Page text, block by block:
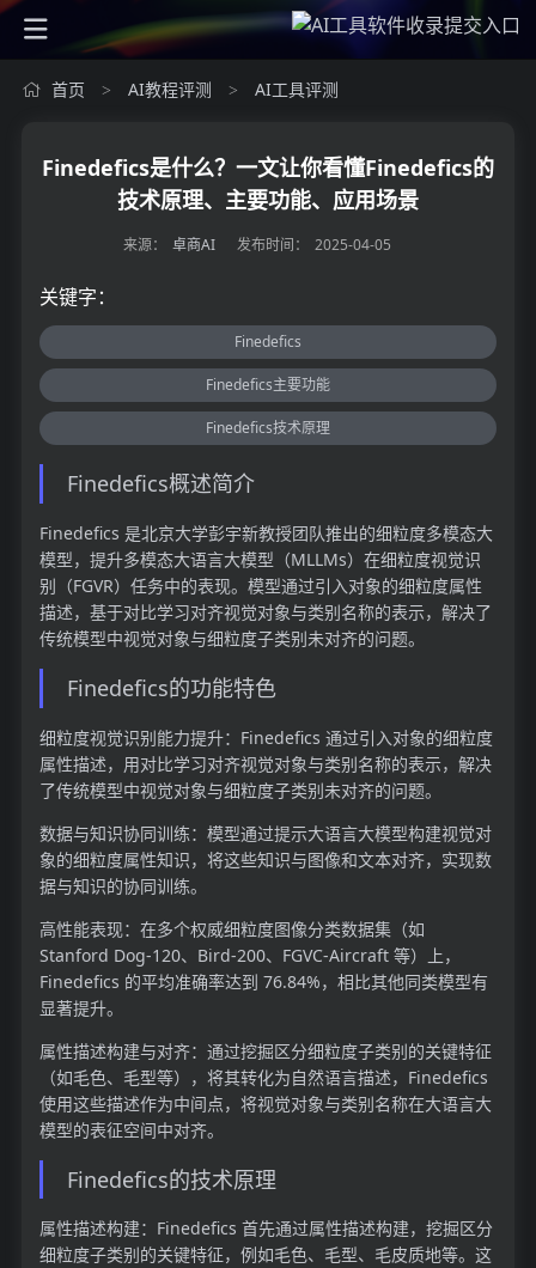
首页 > AI教程评测 > AI工具评测
Finedefics是什么？一文让你看懂Finedefics的
技术原理、主要功能、应用场景
来源： 卓商AI 发布时间： 2025-04-05
关键字：
Finedefics
Finedefics主要功能
Finedefics技术原理
Finedefics概述简介
Finedefics 是北京大学彭宇新教授团队推出的细粒度多模态大
模型，提升多模态大语言大模型（MLLMs）在细粒度视觉识
别（FGVR）任务中的表现。模型通过引入对象的细粒度属性
描述，基于对比学习对齐视觉对象与类别名称的表示，解决了
传统模型中视觉对象与细粒度子类别未对齐的问题。
Finedefics的功能特色
细粒度视觉识别能力提升：Finedefics 通过引入对象的细粒度
属性描述，用对比学习对齐视觉对象与类别名称的表示，解决
了传统模型中视觉对象与细粒度子类别未对齐的问题。
数据与知识协同训练：模型通过提示大语言大模型构建视觉对
象的细粒度属性知识，将这些知识与图像和文本对齐，实现数
据与知识的协同训练。
高性能表现：在多个权威细粒度图像分类数据集（如
Stanford Dog-120、Bird-200、FGVC-Aircraft 等）上，
Finedefics 的平均准确率达到 76.84%，相比其他同类模型有
显著提升。
属性描述构建与对齐：通过挖掘区分细粒度子类别的关键特征
（如毛色、毛型等），将其转化为自然语言描述，Finedefics
使用这些描述作为中间点，将视觉对象与类别名称在大语言大
模型的表征空间中对齐。
Finedefics的技术原理
属性描述构建：Finedefics 首先通过属性描述构建，挖掘区分
细粒度子类别的关键特征，例如毛色、毛型、毛皮质地等。这